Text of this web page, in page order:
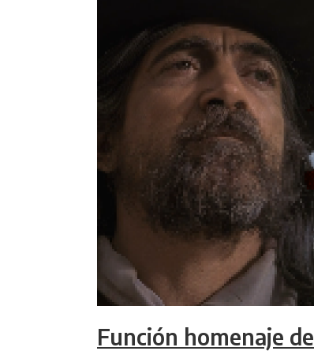
Función homenaje de